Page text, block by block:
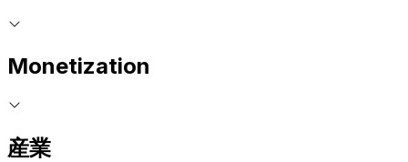
Monetization
産業